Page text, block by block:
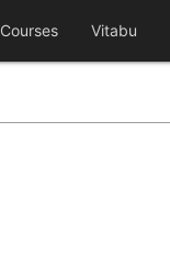
Courses Vitabu